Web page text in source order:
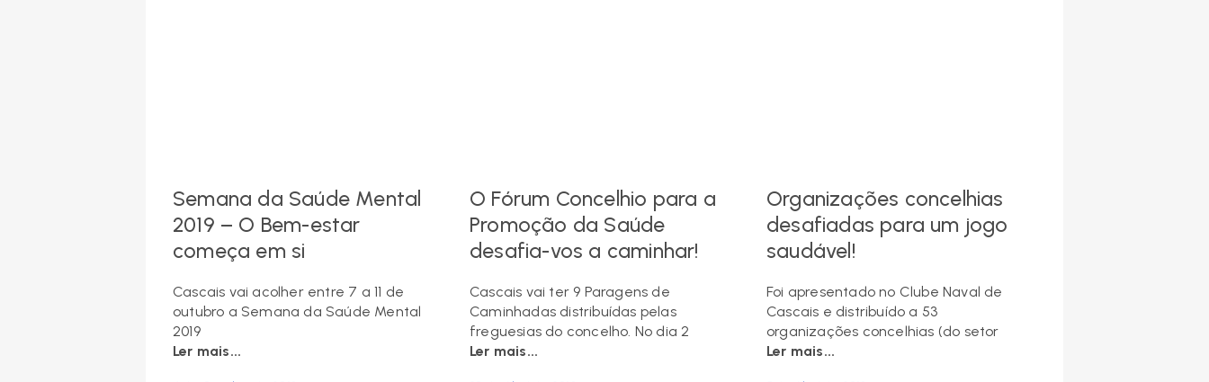
Semana da Saúde Mental
2019 – O Bem-estar
começa em si
Cascais vai acolher entre 7 a 11 de
outubro a Semana da Saúde Mental
2019
Ler mais...
O Fórum Concelhio para a
Promoção da Saúde
desafia-vos a caminhar!
Cascais vai ter 9 Paragens de
Caminhadas distribuídas pelas
freguesias do concelho. No dia 2
Ler mais...
Organizações concelhias
desafiadas para um jogo
saudável!
Foi apresentado no Clube Naval de
Cascais e distribuído a 53
organizações concelhias (do setor
Ler mais...